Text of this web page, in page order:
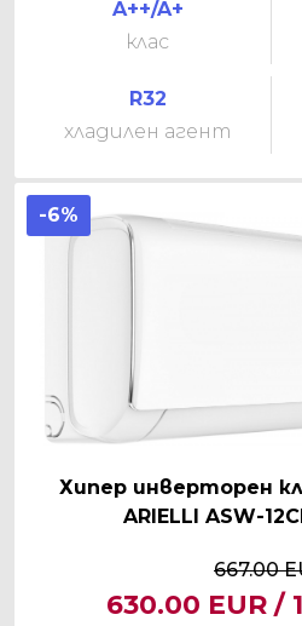
A++/A+
клас
R32
хладилен агент
-6%
Хипер инверторен
ARIELLI ASW-
667.00
630.00 EUR /